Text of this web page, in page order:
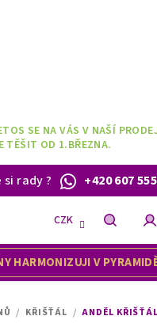
SE NA VÁS V NAŠÍ
TĚŠIT OD 1.BŘEZNA.
si rady? +420 607
HARMONIZUJI V
CZK
Hledat
/ KŘIŠŤÁL / ANDĚL